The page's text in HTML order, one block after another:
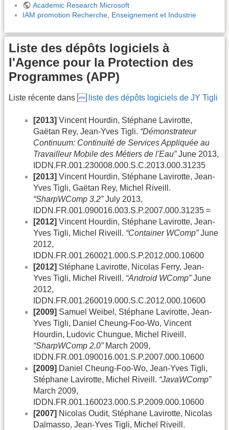
Academic Research Microsoft
IAM promotion Recherche, Enseignement et Industrie
Liste des dépôts logiciels à
l'Agence pour la Protection des
Programmes (APP)
Liste récente dans liste des dépôts logiciels de JY Tigli
[2013] Vincent Hourdin, Stéphane Lavirotte,
Gaëtan Rey, Jean-Yves Tigli. “Démonstrateur
Continuum: Continuité de Services Appliquée au
Travailleur Mobile des Métiers de l'Eau”June 2013,
IDDN.FR.001.230008.000.S.C.2013.000.31235
[2013] Vincent Hourdin, Stéphane Lavirotte, Jean-
Yves Tigli, Gaëtan Rey, Michel Riveill.
“SharpWComp 3.2”July 2013,
IDDN.FR.001.090016.003.S.P.2007.000.31235 =
[2012] Vincent Hourdin, Stéphane Lavirotte, Jean-
Yves Tigli, Michel Riveill. “Container WComp”June
2012,
IDDN.FR.001.260021.000.S.P.2012.000.10600
[2012] Stéphane Lavirotte, Nicolas Ferry, Jean-
Yves Tigli, Michel Riveill. “Android WComp”June
2012,
IDDN.FR.001.260019.000.S.C.2012.000.10600
[2009] Samuel Weibel, Stéphane Lavirotte, Jean-
Yves Tigli, Daniel Cheung-Foo-Wo, Vincent
Hourdin, Ludovic Chungue, Michel Riveill.
“SharpWComp 2.0”March 2009,
IDDN.FR.001.090016.001.S.P.2007.000.10600
[2009] Daniel Cheung-Foo-Wo, Jean-Yves Tigli,
Stéphane Lavirotte, Michel Riveill. “JavaWComp”
March 2009,
IDDN.FR.001.160023.000.S.P.2009.000.10600
[2007] Nicolas Oudit, Stéphane Lavirotte, Nicolas
Dalmasso, Jean-Yves Tigli, Michel Riveill.